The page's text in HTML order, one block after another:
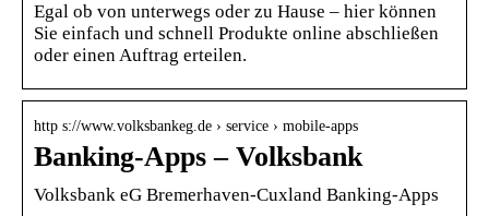
Egal ob von unterwegs oder zu Hause – hier können
Sie einfach und schnell Produkte online abschließen
oder einen Auftrag erteilen.
http s://www.volksbankeg.de › service › mobile-apps
Banking-Apps – Volksbank
Volksbank eG Bremerhaven-Cuxland Banking-Apps